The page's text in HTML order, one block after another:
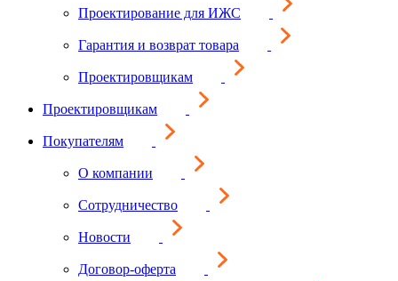
Проектирование для ИЖС
Гарантия и возврат товара
Проектировщикам
Проектировщикам
Покупателям
О компании
Сотрудничество
Новости
Договор-оферта